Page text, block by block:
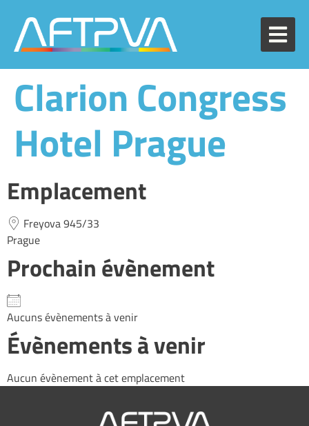
Clarion Congress
Hotel Prague
Emplacement
Freyova 945/33
Prague
Prochain évènement
Aucuns évènements à venir
Évènements à venir
Aucun évènement à cet emplacement